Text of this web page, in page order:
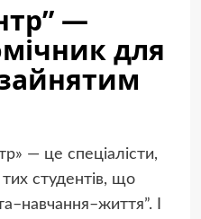
—
для
зайнятим
— це спеціалісти,
студентів, що
І